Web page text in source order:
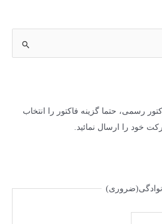
رسمی، حتما گزینه فاکتور را انتخاب
خود را ارسال نمائید.
(ضروری)